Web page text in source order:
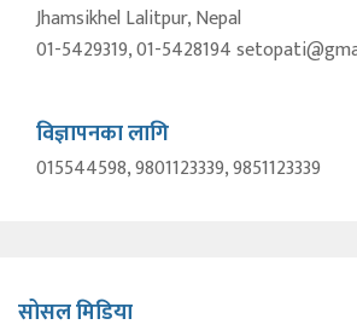
Jhamsikhel Lalitpur, Nepal
01-5429319, 01-5428194
विज्ञापनका लागि
015544598, 9801123339, 9851123339
सोसल मिडिया